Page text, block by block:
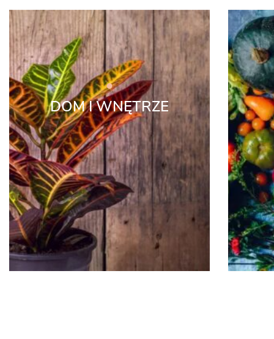
DOM I WNĘTRZE